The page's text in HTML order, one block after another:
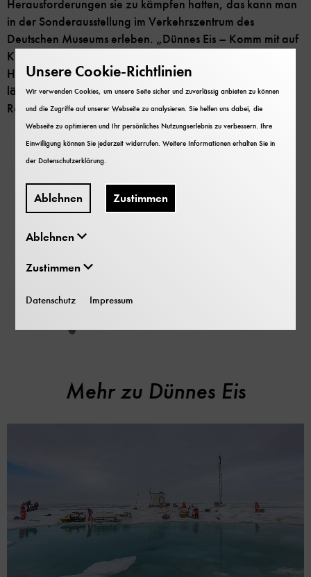
Herausforderungen sie zu kämpfen hatten, das kann man
in der Sonderausstellung im Verkehrszentrum des
Deutschen Museums erleben. „Dünnes Eis – Komm mit auf
Klima-Expedition“ zeigt spannende Exponate – von der
Hütte für die Eisbärenwache bis zum Wetterballon – und
lädt mit vielen Mitmach-Angeboten dazu ein, selbst in die
Rolle eines Klimaforschers zu schlüpfen.
Technikmuseum Berlin und dem Alfred-Wegener-
Institut, Helmholtz-Zentrum für Polar- und
Mehr zu Dünnes Eis
Unsere Cookie-Richtlinien
Wir verwenden Cookies, um unsere Seite sicher und zuverlässig anbieten zu können
und die Zugriffe auf unserer Webseite zu analysieren. Sie helfen uns dabei, die
Webseite zu optimieren und Ihr persönliches Nutzungserlebnis zu verbessern. Ihre
Einwilligung können Sie jederzeit widerrufen. Weitere Informationen erhalten Sie in
derDatenschutzerklärung
Ablehnen Zustimmen
Ablehnen
Zustimmen
Datenschutz Impressum